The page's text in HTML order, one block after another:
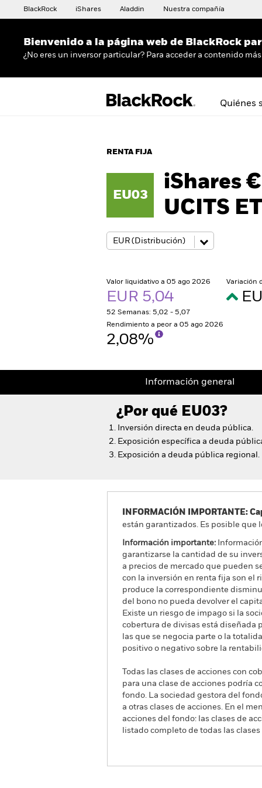
BlackRock iShares Aladdin Nuestra compañía
Bienvenido a la página web de BlackRock
¿No eres un inversor particular? Para acceder a contenido
Quiénes
RENTA FIJA
EU03
iShares
UCITS
Valor liquidativo a 05 ago 2026
EUR 5,04
52 Semanas: 5,02 - 5,07
Variación
Rendimiento a peor a 05 ago 2026
2,08%
Información general
¿Por qué EU03?
Inversión directa en deuda pública.
Exposición específica a deuda
Exposición a deuda pública regional.
INFORMACIÓN IMPORTANTE:
están garantizados. Es posible
Información importante:
garantizarse la cantidad de su
a precios de mercado que pueden
con la inversión en renta fija son el
produce la correspondiente
del bono no pueda devolver el
Existe un riesgo de impago si la
cobertura de divisas está diseñada
las que se negocia parte o la
positivo o negativo sobre la
Todas las clases de acciones con
para una clase de acciones podría
fondo. La sociedad gestora del
a otras clases de acciones. En el
acciones del fondo: las clases de
listado completo de todas las